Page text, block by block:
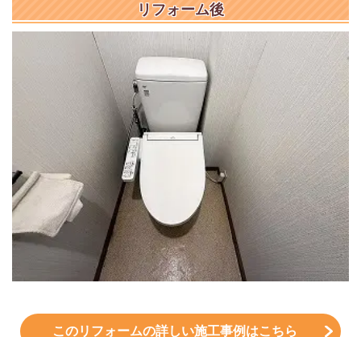
リフォーム後
このリフォームの詳しい施工事例はこちら